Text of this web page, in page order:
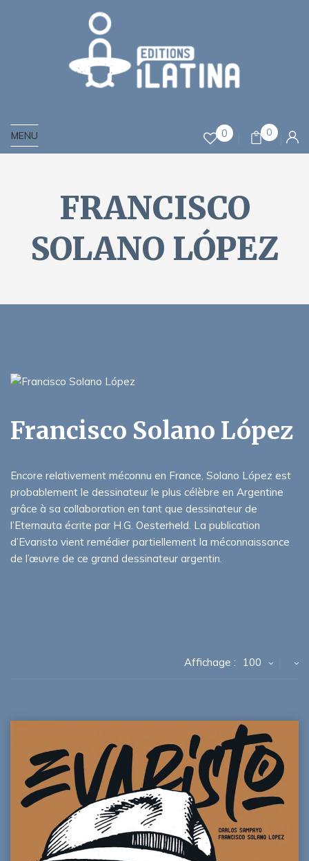
MENU 0 0
FRANCISCO
SOLANO LÓPEZ
Francisco Solano López
Encore relativement méconnu en France, Solano López est
probablement le dessinateur le plus célèbre en Argentine
grâce à sa collaboration en tant que dessinateur de
l’Eternauta écrite par H.G. Oesterheld. La publication
d’Evaristo vient remédier partiellement la méconnaissance
de l’œuvre de ce grand dessinateur argentin.
Affichage : 100